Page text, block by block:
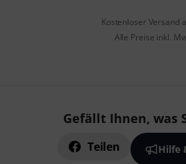
Kostenloser Versand
Alle Preise inkl.
Gefällt Ihnen, was
Teilen Hilfe